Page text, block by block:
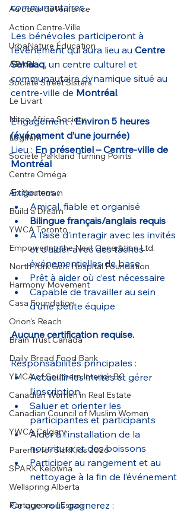
Au cœur de l’enfance
Action Centre-Ville
UrbaNature Éducation
APARL
Société Street Sisters
Le Livart
Niteo Africa Society
Logifem
Société Parkland Turning Points
Centre Oméga
Art Souterrain
Build a Dream
YWCA Toronto
Empowering the Next Generation Ltd.
North York Gen. Hospital Foundation
Harmony Movement
Casa Foundation
Orion's Reach
Brain Trust Canada
Daily Bread Food Bank
YMCA of Southern Interior BC
Canadian Women in Real Estate
Canadian Council of Muslim Women
YWCA Calgary
Parents for SickKids 2026
SPARK Kelowna
Wellspring Alberta
Partageons l’Espoir
communautaires.
Les bénévoles participeront à
l’événement qui aura lieu au Centre
Sanaaq, un centre culturel et
communautaire dynamique situé au
centre-ville de Montréal.
Engagement : Environ 5 heures
(événement d’une journée)
Lieu : En présentiel – Centre-ville de
Montréal
Exigences :
Amical, fiable et organisé
Bilingue français/anglais requis
À l’aise d’interagir avec les invités
et d’aider avec des tâches
événementielles de base
Prêt à aider où c’est nécessaire
Capable de travailler au sein
d’une petite équipe
Aucune certification requise.
Responsabilités principales :
Accueillir les invités et gérer
l’inscription
Saluer et orienter les
participantes et participants
Aider à l’installation de la
nourriture et des boissons
Participer au rangement et au
nettoyage à la fin de l’événement
Ce que vous gagnerez :